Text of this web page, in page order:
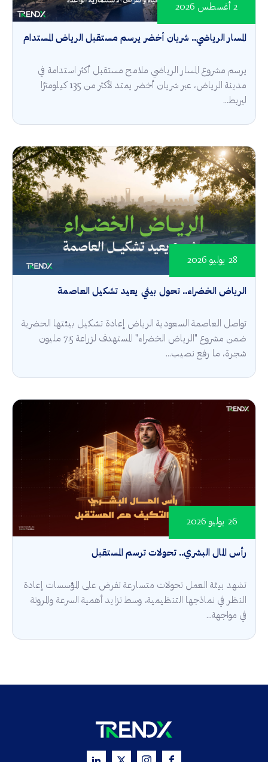
المسار الرياضي.. شريان أخضر يرسم مستقبل الرياض المستدام
2 أغسطس 2026
يرسم مشروع المسار الرياضي ملامح مستقبل أكثر استدامة في
مدينة الرياض، عبر شريان أخضر يمتد لأكثر من 135 كيلومترًا
ليربط...
الرياض الخضراء.. تحول بيئي يعيد تشكيل العاصمة
28 يوليو 2026
تواصل العاصمة السعودية الرياض إعادة تشكيل بيئتها الحضرية
ضمن مشروع "الرياض الخضراء" المستهدف لزراعة 7.5 مليون
شجرة، ما رفع نصيب...
رأس المال البشري.. تحولات ترسم المستقبل
26 يوليو 2026
تشهد بيئة العمل تحولات متسارعة تفرض على المؤسسات إعادة
النظر في نماذجها التنظيمية، وسط تزايد أهمية السرعة والمرونة
في مواجهة...